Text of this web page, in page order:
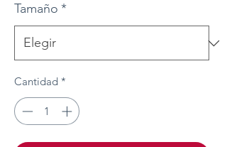
Tamaño *
Cantidad *